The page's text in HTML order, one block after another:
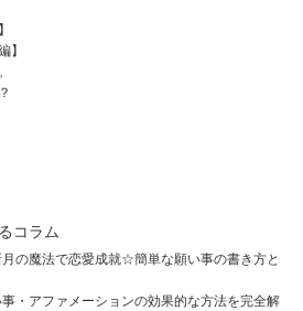
】
コラム
月の魔法で恋愛成就☆簡単な願い事の書き方と
・アファメーションの効果的な方法を完全解